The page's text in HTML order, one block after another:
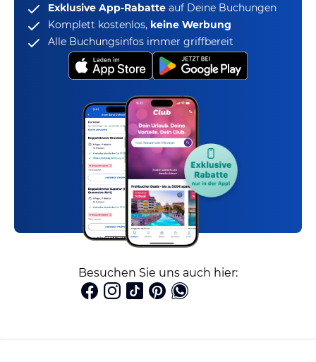
Exklusive App-Rabatte auf Deine Buchungen
Komplett kostenlos, keine Werbung
Alle Buchungsinfos immer griffbereit
Besuchen Sie uns auch hier: